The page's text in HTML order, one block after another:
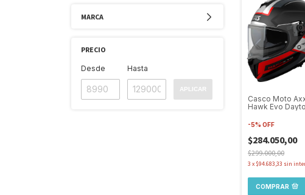
MARCA
PRECIO
Desde Hasta
APLICAR
Casco Moto
Hawk Evo
-5% OFF
$284.050,00
$299.000,00
3 x $94.683,33 sin
COMPRAR